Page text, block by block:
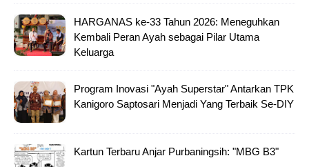
HARGANAS ke-33 Tahun 2026: Meneguhkan
Kembali Peran Ayah sebagai Pilar Utama
Keluarga
Program Inovasi "Ayah Superstar" Antarkan TPK
Kanigoro Saptosari Menjadi Yang Terbaik Se-DIY
Kartun Terbaru Anjar Purbaningsih: "MBG B3"